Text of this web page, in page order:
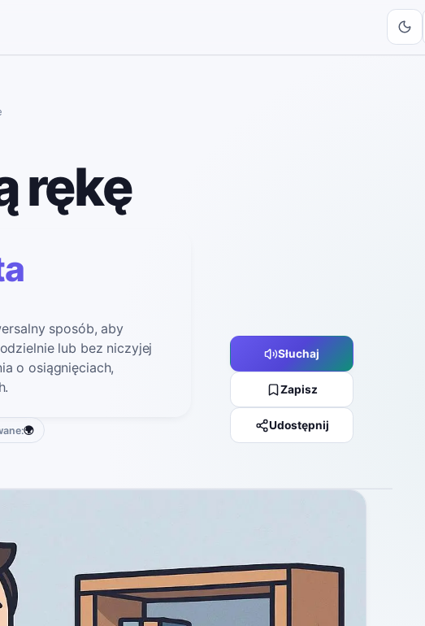
rękę
sposób, aby
lub bez niczyjej
o osiągnięciach,
🌍
Słuchaj
Zapisz
Udostępnij